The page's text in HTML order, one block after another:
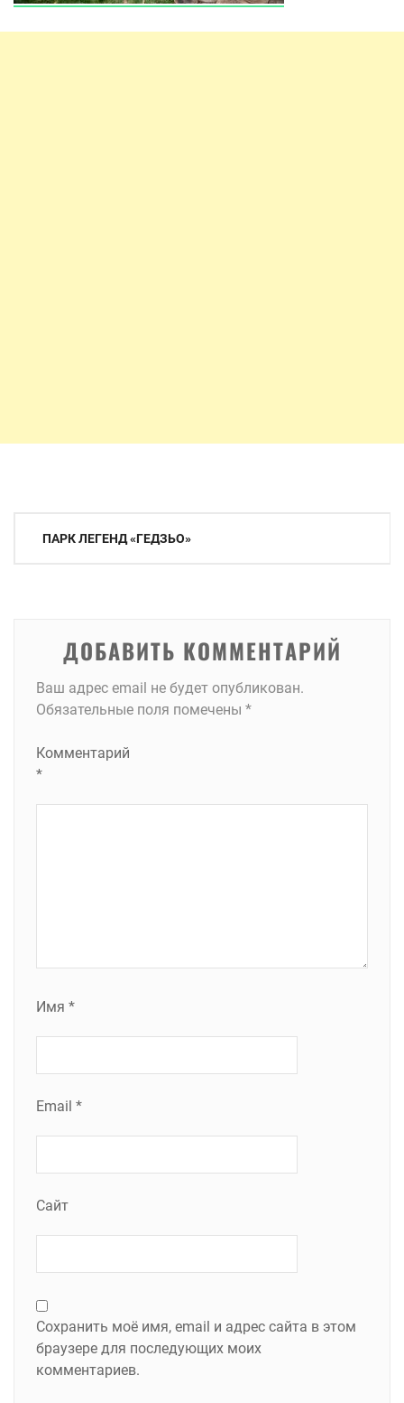
Навигация
ПАРК ЛЕГЕНД «ГЕДЗЬО»
ДОБАВИТЬ КОММЕНТАРИЙ
Ваш адрес email не будет опубликован.
Обязательные поля помечены *
Комментарий
*
Имя *
Email *
Сайт
Сохранить моё имя, email и адрес сайта в этом
браузере для последующих моих
комментариев.